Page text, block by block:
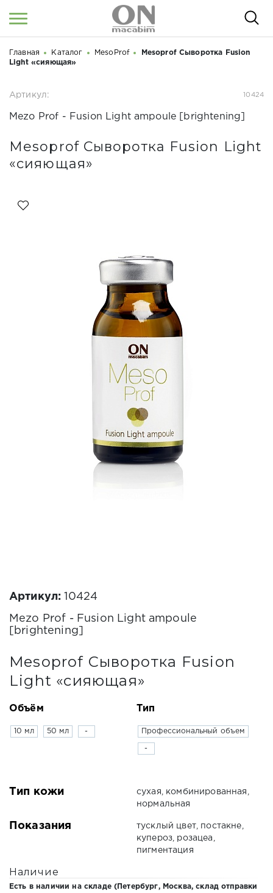
Войти / Регистрация
КАТАЛОГ
О НАС
КОСМЕТОЛОГАМ
СЕМИНАРЫ
Здравствуйте! Что вы ищете?
Главная Каталог MesoProf
Mesoprof Сыворотка Fusion
Light «сияющая»
Артикул: 10424
Mezo Prof - Fusion Light ampoule [brightening]
Mesoprof Сыворотка Fusion Light
«сияющая»
Артикул: 10424
Mezo Prof - Fusion Light ampoule
[brightening]
Mesoprof Сыворотка Fusion
Light «сияющая»
Объём
10 мл 50 мл -
Тип
Профессиональный объем
-
Тип кожи
сухая, комбинированная,
нормальная
Показания
тусклый цвет, постакне,
купероз, розацеа,
пигментация
Наличие
Есть в наличии на складе ( Петербург, Москва,склад отправки